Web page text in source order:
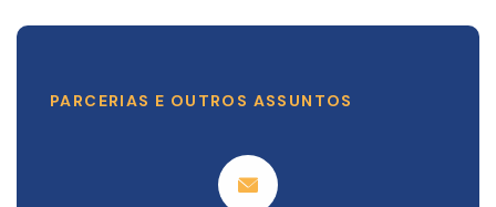
PARCERIAS E OUTROS ASSUNTOS